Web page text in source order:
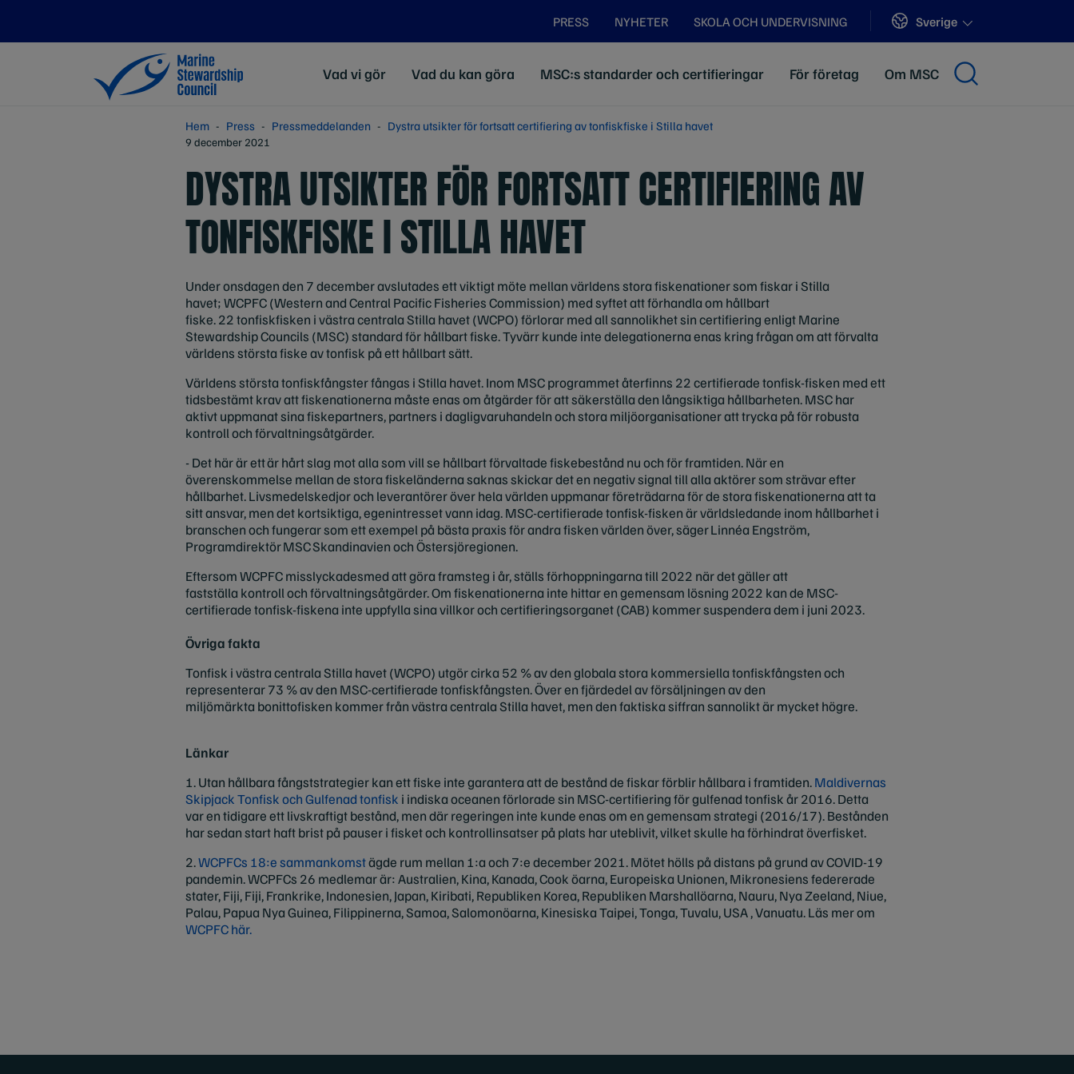
PRESS NYHETER SKOLA OCH UNDERVISNING Sites
Sverige
Vad vi gör Vad du kan göra MSC:s standarder och certifieringar För företag Om MSC
Hem Press Pressmeddelanden Dystra utsikter för fortsatt certifiering av tonfiskfiske i Stilla havet
9 december 2021
DYSTRA UTSIKTER FÖR FORTSATT CERTIFIERING AV
TONFISKFISKE I STILLA HAVET
Under onsdagen den 7 december avslutades ett viktigt möte mellan världens stora fiskenationer som fiskar i Stilla
havet; WCPFC (Western and Central Pacific Fisheries Commission) med syftet att förhandla om hållbart
fiske. 22 tonfiskfisken i västra centrala Stilla havet (WCPO) förlorar med all sannolikhet sin certifiering enligt Marine
Stewardship Councils (MSC) standard för hållbart fiske. Tyvärr kunde inte delegationerna enas kring frågan om att förvalta
världens största fiske av tonfisk på ett hållbart sätt.
Världens största tonfiskfångster fångas i Stilla havet. Inom MSC programmet återfinns 22 certifierade tonfisk-fisken med ett
tidsbestämt krav att fiskenationerna måste enas om åtgärder för att säkerställa den långsiktiga hållbarheten. MSC har
aktivt uppmanat sina fiskepartners, partners i dagligvaruhandeln och stora miljöorganisationer att trycka på för robusta
kontroll och förvaltningsåtgärder.
- Det här är ett är hårt slag mot alla som vill se hållbart förvaltade fiskebestånd nu och för framtiden. När en
överenskommelse mellan de stora fiskeländerna saknas skickar det en negativ signal till alla aktörer som strävar efter
hållbarhet. Livsmedelskedjor och leverantörer över hela världen uppmanar företrädarna för de stora fiskenationerna att ta
sitt ansvar, men det kortsiktiga, egenintresset vann idag. MSC-certifierade tonfisk-fisken är världsledande inom hållbarhet i
branschen och fungerar som ett exempel på bästa praxis för andra fisken världen över, säger Linnéa Engström,
Programdirektör MSC Skandinavien och Östersjöregionen.
Eftersom WCPFC misslyckadesmed att göra framsteg i år, ställs förhoppningarna till 2022 när det gäller att
fastställa kontroll och förvaltningsåtgärder. Om fiskenationerna inte hittar en gemensam lösning 2022 kan de MSC-
certifierade tonfisk-fiskena inte uppfylla sina villkor och certifieringsorganet (CAB) kommer suspendera dem i juni 2023.
Övriga fakta
Tonfisk i västra centrala Stilla havet (WCPO) utgör cirka 52 % av den globala stora kommersiella tonfiskfångsten och
representerar 73 % av den MSC-certifierade tonfiskfångsten. Över en fjärdedel av försäljningen av den
miljömärkta bonittofisken kommer från västra centrala Stilla havet, men den faktiska siffran sannolikt är mycket högre.
Länkar
1. Utan hållbara fångststrategier kan ett fiske inte garantera att de bestånd de fiskar förblir hållbara i framtiden.Maldivernas
Skipjack Tonfisk och Gulfenad tonfisk i indiska oceanen förlorade sin MSC-certifiering för gulfenad tonfisk år 2016. Detta
var en tidigare ett livskraftigt bestånd, men där regeringen inte kunde enas om en gemensam strategi (2016/17). Bestånden
har sedan start haft brist på pauser i fisket och kontrollinsatser på plats har uteblivit, vilket skulle ha förhindrat överfisket.
2.WCPFCs 18:e sammankomstägde rum mellan 1:a och 7:e december 2021. Mötet hölls på distans på grund av COVID-19
pandemin. WCPFCs 26 medlemar är: Australien, Kina, Kanada, Cook öarna, Europeiska Unionen, Mikronesiens federerade
stater, Fiji, Fiji, Frankrike, Indonesien, Japan, Kiribati, Republiken Korea, Republiken Marshallöarna, Nauru, Nya Zeeland, Niue,
Palau, Papua Nya Guinea, Filippinerna, Samoa, Salomonöarna, Kinesiska Taipei, Tonga, Tuvalu, USA , Vanuatu. Läs mer om
WCPFC här.